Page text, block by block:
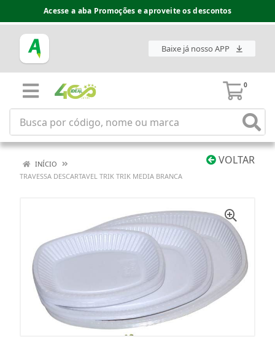
Acesse a aba Promoções e aproveite os descontos
Baixe já nosso APP
0
VOLTAR
INÍCIO
TRAVESSA DESCARTAVEL TRIK TRIK MEDIA BRANCA